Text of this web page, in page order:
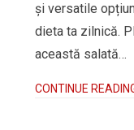
și versatile
dieta ta zilnică.
această salată…
CONTINUE